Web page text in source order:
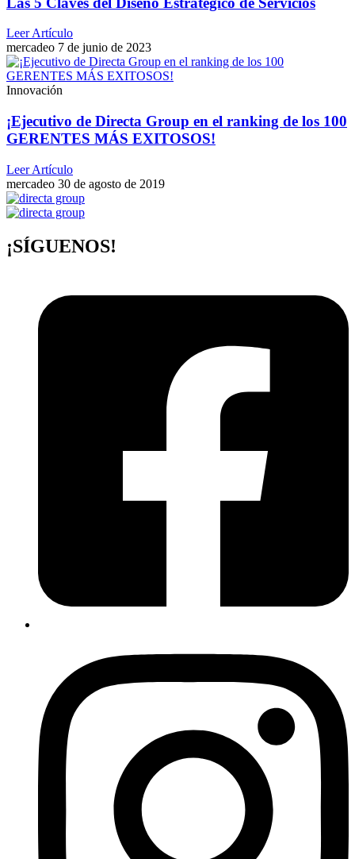
Leer Artículo
mercadeo 7 de junio de 2023
Innovación
¡Ejecutivo de Directa Group en el ranking de los 100
GERENTES MÁS EXITOSOS!
Leer Artículo
mercadeo 30 de agosto de 2019
¡SÍGUENOS!